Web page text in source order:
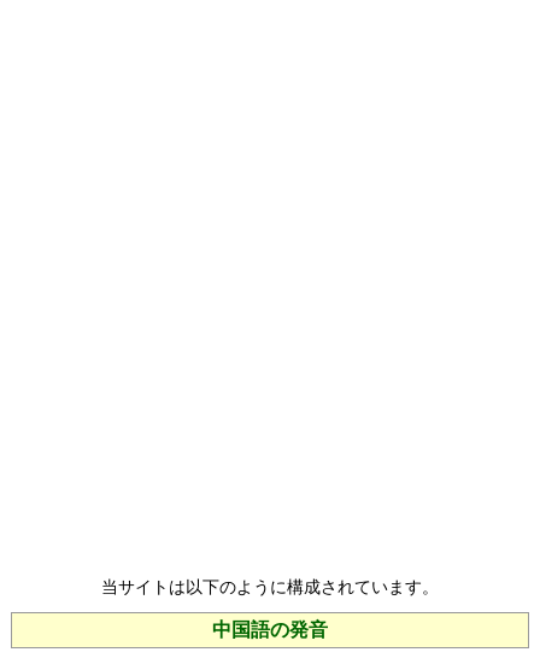
当サイトは以下のように構成されています。
中国語の発音